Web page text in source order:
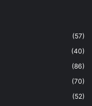
(57)
(40)
(86)
(70)
(52)